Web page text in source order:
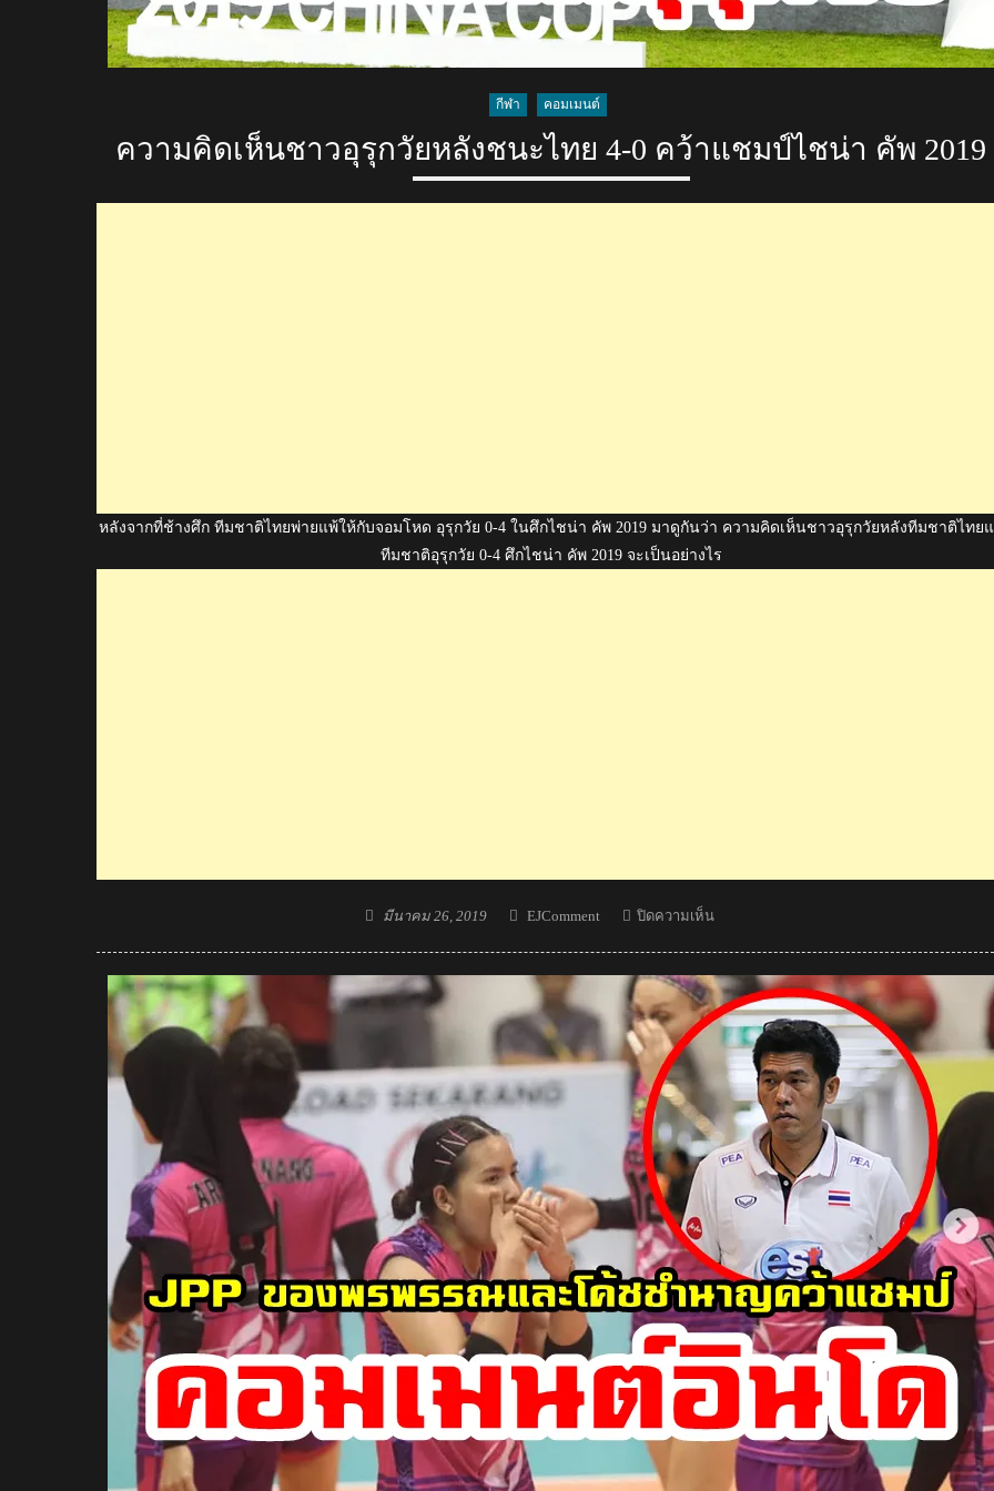
กีฬา คอมเมนต์
ความคิดเห็นชาวอุรุกวัยหลังชนะไทย 4-0 คว้าแชมป์ไชน่า คัพ 2019
หลังจากที่ช้างศึก ทีมชาติไทยพ่ายแพ้ให้กับจอมโหด อุรุกวัย 0-4 ในศึกไชน่า คัพ 2019 มาดูกันว่า ความคิดเห็นชาวอุรุกวัยหลังทีมชาติไทย
ทีมชาติอุรุกวัย 0-4 ศึกไชน่า คัพ 2019 จะเป็นอย่างไร
Posted
มีนาคม 26, 2019 Author
EJComment ปิดความเห็น
เห็น
ชาว
อุ
วัย
หลัง
ชนะ
ไทย
คว้า
แชมป์
ไช
น่า
คัพ
2019